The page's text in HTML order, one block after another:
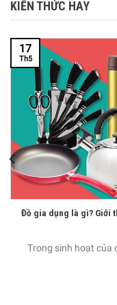
KIẾN THỨC HAY
Đồ gia dụng là gì? Giới
Trong sinh hoạt của
17
Th5